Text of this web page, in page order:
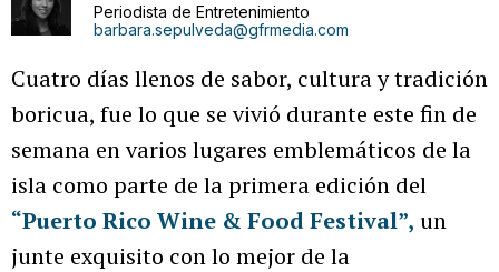
Periodista de Entretenimiento
barbara.sepulveda@gfrmedia.com
Cuatro días llenos de sabor, cultura y tradición
boricua, fue lo que se vivió durante este fin de
semana en varios lugares emblemáticos de la
isla como parte de la primera edición del
“Puerto Rico Wine & Food Festival”, un
junte exquisito con lo mejor de la